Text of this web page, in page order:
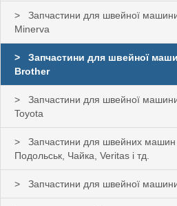
Запчастини для швейної
Minerva
Запчастини для швейної
Brother
Запчастини для швейної
Toyota
Запчастини для швейних машин
Подольськ, Чайка, Veritas і тд.
Запчастини для швейної